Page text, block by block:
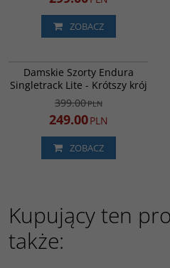
ZOBACZ
PROMOCJA
DARMOWA DOSTAWA
Damskie Szorty Endura
Singletrack Lite - Krótszy krój
399.00PLN
249.00PLN
ZOBACZ
Kupujący ten
także: